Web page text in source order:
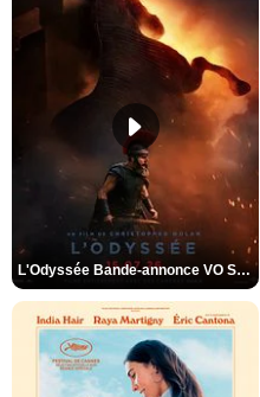
L'Odyssée Bande-annonce VO STFR